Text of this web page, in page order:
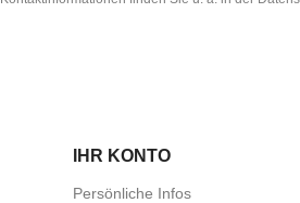
IHR KONTO
Persönliche Infos